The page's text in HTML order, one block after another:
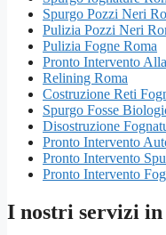
Spurgo Pozzi Neri
Pulizia Pozzi Neri
Pulizia Fogne Roma
Pronto Intervento
Relining Roma
Costruzione Reti
Spurgo Fosse
Disostruzione
Pronto Intervento
Pronto Intervento
Pronto Intervento
I nostri servizi